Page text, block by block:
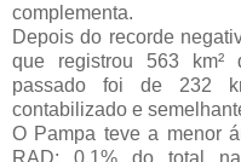
complementa.
Depois do recorde
que registrou 563
passado foi de 232
contabilizado e
O Pampa teve a menor
RAD: 0,1% do total